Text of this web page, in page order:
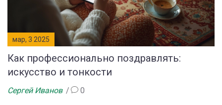
мар, 3 2025
Как профессионально поздравлять:
искусство и тонкости
Сергей Иванов 0